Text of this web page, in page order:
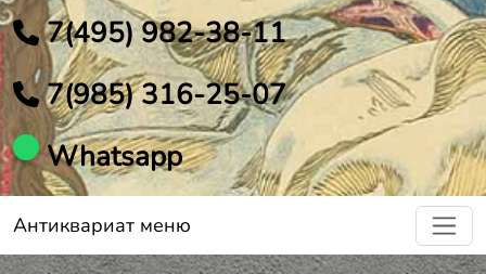
7(495) 982-38-11
7(985) 316-25-07
Whatsapp
Антиквариат меню